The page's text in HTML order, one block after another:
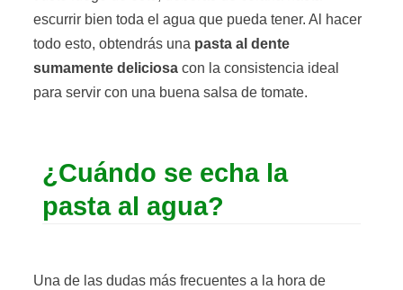
escurrir bien toda el agua que pueda tener. Al hacer
todo esto, obtendrás una pasta al dente
sumamente deliciosa con la consistencia ideal
para servir con una buena salsa de tomate.
¿Cuándo se echa la
pasta al agua?
Una de las dudas más frecuentes a la hora de